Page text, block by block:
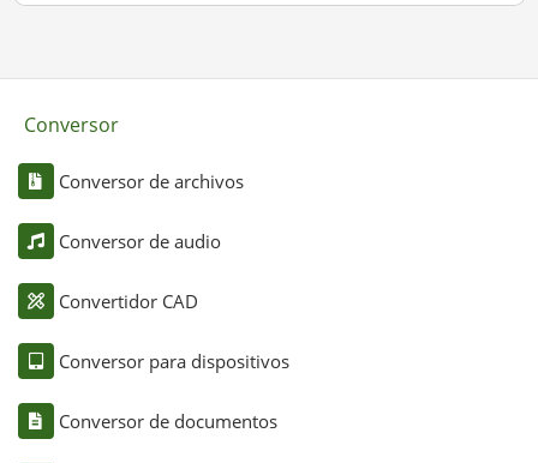
Conversor
Conversor de archivos
Conversor de audio
Convertidor CAD
Conversor para dispositivos
Conversor de documentos